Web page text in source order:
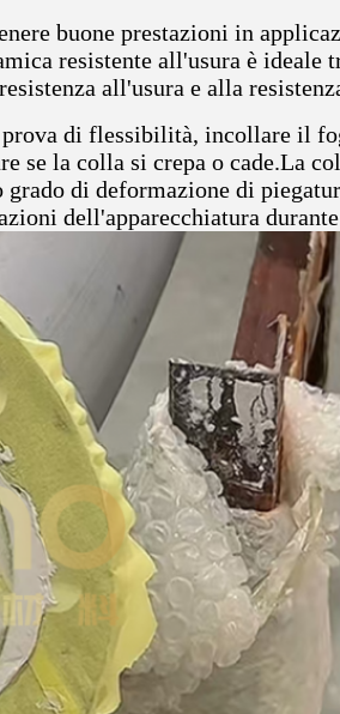
buone prestazioni in
resistente all'usura è ideale
all'usura e alla
di flessibilità, incollare il
se la colla si crepa o cade.La
di deformazione di
dell'apparecchiatura